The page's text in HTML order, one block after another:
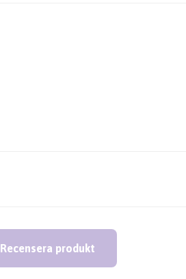
Recensera produkt